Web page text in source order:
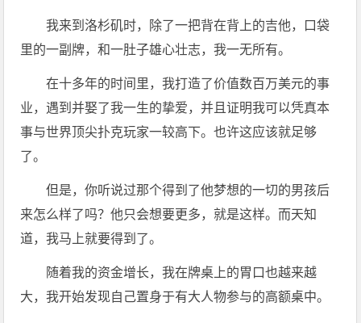
我来到洛杉矶时，除了一把背在背上的吉他，口袋
里的一副牌，和一肚子雄心壮志，我一无所有。
在十多年的时间里，我打造了价值数百万美元的事
业，遇到并娶了我一生的挚爱，并且证明我可以凭真本
事与世界顶尖扑克玩家一较高下。也许这应该就足够
了。
但是，你听说过那个得到了他梦想的一切的男孩后
来怎么样了吗？他只会想要更多，就是这样。而天知
道，我马上就要得到了。
随着我的资金增长，我在牌桌上的胃口也越来越
大，我开始发现自己置身于有大人物参与的高额桌中。